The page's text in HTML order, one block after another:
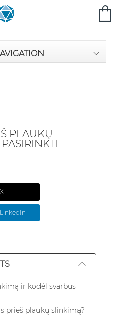
PLAUKŲ
X
LinkedIn
ir kodėl svarbus
prieš plaukų slinkimą?